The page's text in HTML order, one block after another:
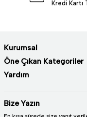
Kredi Kartı
Kurumsal
Öne Çıkan Kategoriler
Yardım
Bize Yazın